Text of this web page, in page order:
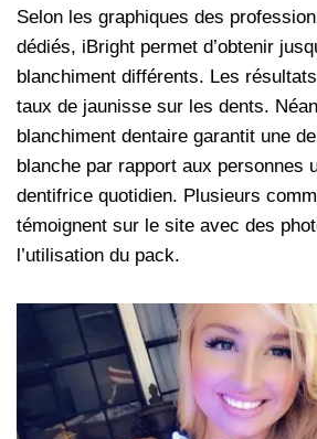
Selon les graphiques des
dédiés, iBright permet d’obtenir
blanchiment différents. Les
taux de jaunisse sur les dents.
blanchiment dentaire garantit une
blanche par rapport aux personnes
dentifrice quotidien. Plusieurs
témoignent sur le site avec des
l’utilisation du pack.